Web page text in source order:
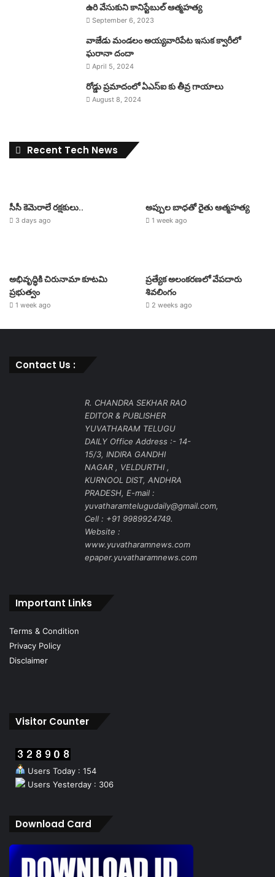
ఉరి వేసుకుని కానిస్టేబుల్ ఆత్మహత్య
September 6, 2023
వాజేడు మండలం అయ్యవారిపేట ఇసుక క్వారీలో
ఘరానా దందా
April 5, 2024
రోడ్డు ప్రమాదంలో ఏఎస్ఐ కు తీవ్ర గాయాలు
August 8, 2024
Recent Tech News
సీసీ కెమెరాలే రక్షకులు..
3 days ago
అప్పుల బాధతో రైతు ఆత్మహత్య
1 week ago
అభివృద్ధికి చిరునామా కూటమి
ప్రభుత్వం
1 week ago
ప్రత్యేక అలంకరణలో వేపదారు
శివలింగం
2 weeks ago
Contact Us :
R. CHANDRA SEKHAR RAO
EDITOR & PUBLISHER
YUVATHARAM TELUGU
DAILY Office Address :- 14-
15/3, INDIRA GANDHI
NAGAR , VELDURTHI ,
KURNOOL DIST, ANDHRA
PRADESH, E-mail :
yuvatharamtelugudaily@gmail.com,
Cell : +91 9989924749.
Website :
www.yuvatharamnews.com
epaper.yuvatharamnews.com
Important Links
Terms & Condition
Privacy Policy
Disclaimer
Visitor Counter
Users Today : 154
Users Yesterday : 306
Download Card